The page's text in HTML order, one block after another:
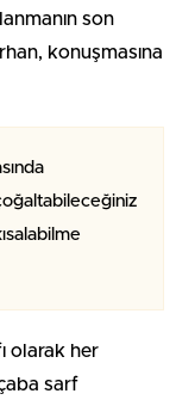
son
konuşmasına
olarak her
sarf